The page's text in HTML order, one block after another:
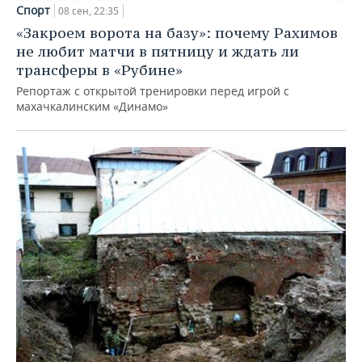
НЕФТЕХИМИЯ
НЕФТЬ
ОПК
РОЗНИЧНАЯ ТОРГОВЛЯ
ТРАНСПОРТ
УСЛУГИ
НОВОСТИ ТЕХНОЛОГИЙ
IT
МЕДИА
МЕРОПРИЯТИЯ
НОВОСТИ МЕРОПРИЯТИЙ
ВЫЕЗДНАЯ РЕДАКЦИЯ
ONLINE-КОНФЕРЕНЦИИ
ОТКРЫТАЯ ЛЕКЦИЯ
СПОРТ
НОВОСТИ СПОРТА
ХОККЕЙ
БАСКЕТБОЛ
ВОЛЕЙБОЛ
КИБЕРСПОРТ
ФИГУРНОЕ КАТАНИЕ
ОБЩЕСТВО
ВЛАСТЬ
ИНФРАСТРУКТУРА
ИСТОРИЯ
КУЛЬТУРА
МЕДИЦИНА
СЮЖЕТЫ
СПРАВОЧНИК
СПИСОК ПЕРСОН
СПИСОК КОМПАНИЙ
ПОЛНАЯ ВЕРСИЯ
Спорт 08 сен, 22:35
«Закроем ворота на базу»: почему Рахимов
не любит матчи в пятницу и ждать ли
трансферы в «Рубине»
Репортаж с открытой тренировки перед игрой с
махачкалинским «Динамо»